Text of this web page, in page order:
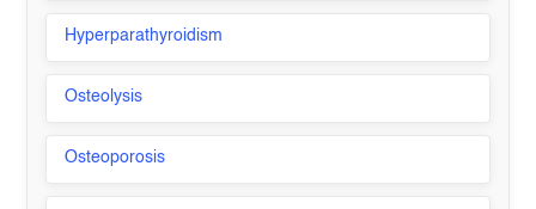
Hyperparathyroidism
Osteolysis
Osteoporosis